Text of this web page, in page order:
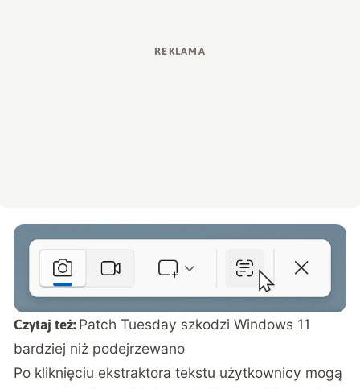
Czytaj też: Patch Tuesday szkodzi Windows 11
bardziej niż podejrzewano
Po kliknięciu ekstraktora tekstu użytkownicy mogą